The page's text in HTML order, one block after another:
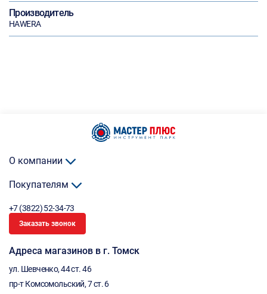
Производитель
HAWERA
О компании
Покупателям
+7 (3822) 52-34-73
Заказать звонок
Адреса магазинов в г. Томск
ул. Шевченко, 44 ст. 46
пр-т Комсомольский, 7 ст. 6